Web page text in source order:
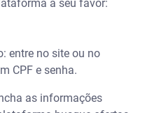
a seu favor:
entre no site ou no
CPF e senha.
as informações